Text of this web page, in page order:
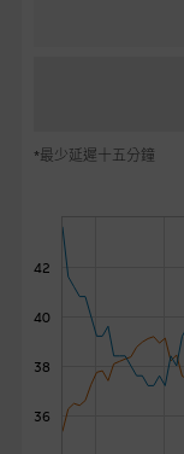
*最少延遲十五分鐘
36
38
40
42